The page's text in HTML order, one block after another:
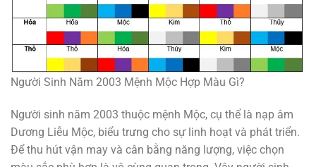
Người Sinh Năm 2003 Mệnh Mộc Hợp Màu Gì?
Người sinh năm 2003 thuộc mệnh Mộc, cụ thể là nạp âm
Dương Liễu Mộc, biểu trưng cho sự linh hoạt và phát triển.
Để thu hút vận may và cân bằng năng lượng, việc chọn